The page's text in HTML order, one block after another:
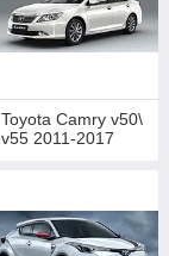
Toyota Camry v50\
v55 2011-2017